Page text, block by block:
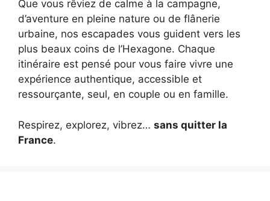
Que vous rêviez de calme à la campagne,
d’aventure en pleine nature ou de flânerie
urbaine, nos escapades vous guident vers les
plus beaux coins de l’Hexagone. Chaque
itinéraire est pensé pour vous faire vivre une
expérience authentique, accessible et
ressourçante, seul, en couple ou en famille.
Respirez, explorez, vibrez… sans quitter la
France.